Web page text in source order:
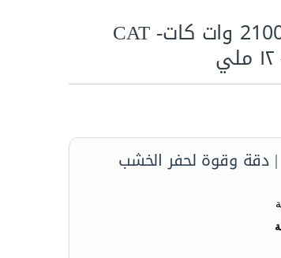
راوتر خشب كهربائي 2100 وات كات- CAT
خشب 2100 وات | دقة وقوة لحفر الخشب